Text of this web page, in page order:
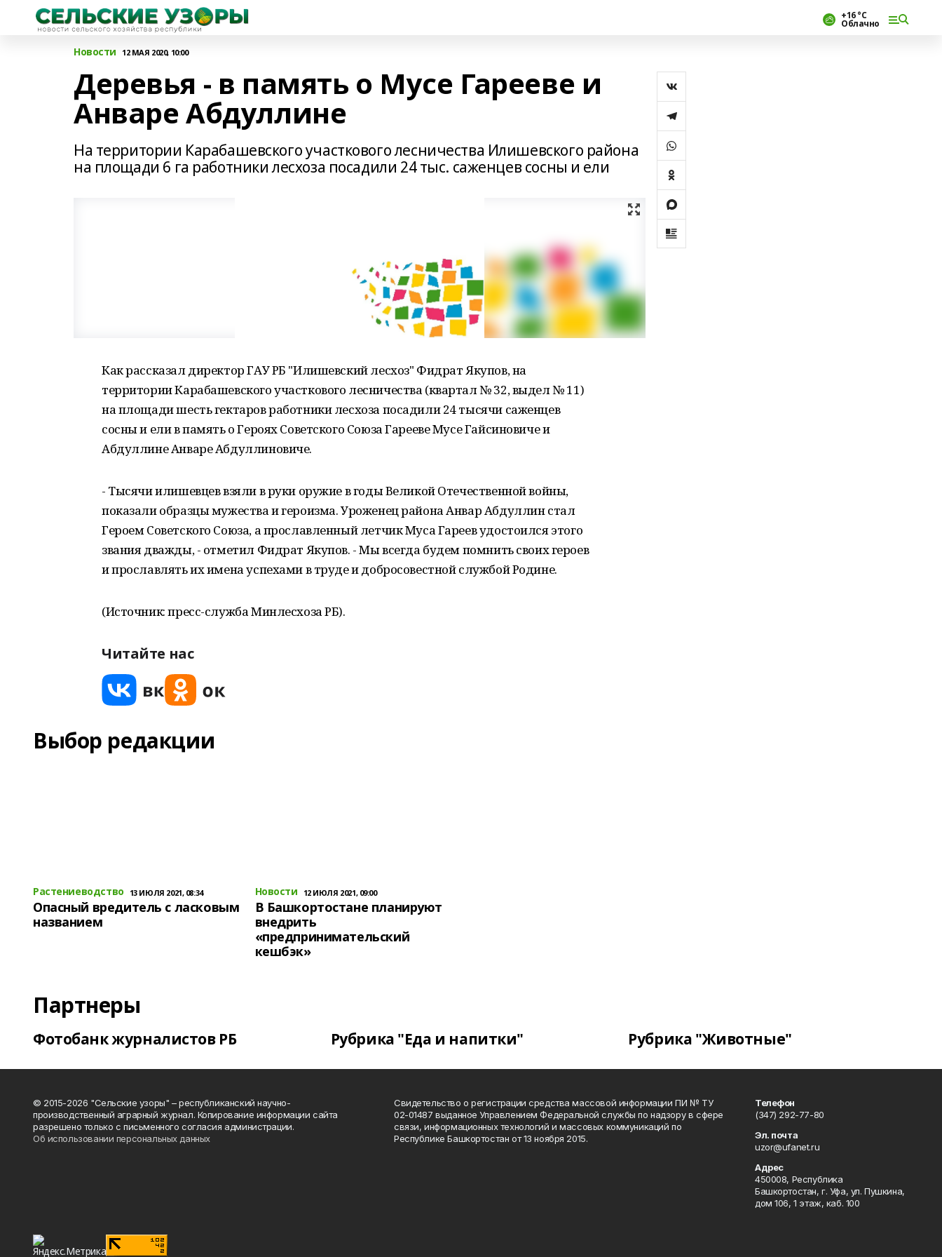
+16 °С
Облачно
Новости 12 МАЯ 2020, 10:00
Деревья - в память о Мусе Гарееве и
Анваре Абдуллине
На территории Карабашевского участкового лесничества Илишевского района
на площади 6 га работники лесхоза посадили 24 тыс. саженцев сосны и ели
Как рассказал директор ГАУ РБ "Илишевский лесхоз" Фидрат Якупов, на
территории Карабашевского участкового лесничества (квартал № 32, выдел № 11)
на площади шесть гектаров работники лесхоза посадили 24 тысячи саженцев
сосны и ели в память о Героях Советского Союза Гарееве Мусе Гайсиновиче и
Абдуллине Анваре Абдуллиновиче.
- Тысячи илишевцев взяли в руки оружие в годы Великой Отечественной войны,
показали образцы мужества и героизма. Уроженец района Анвар Абдуллин стал
Героем Советского Союза, а прославленный летчик Муса Гареев удостоился этого
звания дважды, - отметил Фидрат Якупов. - Мы всегда будем помнить своих героев
и прославлять их имена успехами в труде и добросовестной службой Родине.
(Источник: пресс-служба Минлесхоза РБ).
Читайте нас
Выбор редакции
Растениеводство 13 ИЮЛЯ 2021, 08:34
Опасный вредитель с ласковым
названием
Новости 12 ИЮЛЯ 2021, 09:00
В Башкортостане планируют
внедрить
«предпринимательский
кешбэк»
Партнеры
Фотобанк журналистов РБ Рубрика "Еда и напитки" Рубрика "Животные"
© 2015-2026 "Сельские узоры" – республиканский научно-
производственный аграрный журнал. Копирование информации сайта
разрешено только с письменного согласия администрации.
Об использовании персональных данных
Свидетельство о регистрации средства массовой информации ПИ № ТУ
02-01487 выданное Управлением Федеральной службы по надзору в сфере
связи, информационных технологий и массовых коммуникаций по
Республике Башкортостан от 13 ноября 2015.
Телефон
(347) 292-77-80
Эл. почта
uzor@ufanet.ru
Адрес
450008, Республика
Башкортостан, г. Уфа, ул. Пушкина,
дом 106, 1 этаж, каб. 100